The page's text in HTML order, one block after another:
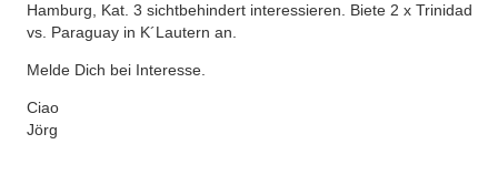
Hamburg, Kat. 3 sichtbehindert interessieren. Biete 2 x Trinidad
vs. Paraguay in K´Lautern an.
Melde Dich bei Interesse.
Ciao
Jörg